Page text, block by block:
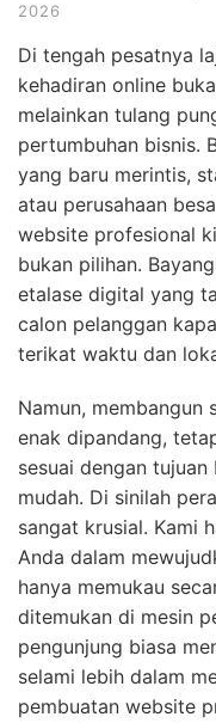
2026
Di tengah pesatnya
kehadiran online
melainkan tulang
pertumbuhan bisnis.
yang baru merintis,
atau perusahaan
website profesional
bukan pilihan.
etalase digital yang
calon pelanggan
terikat waktu dan
Namun, membangun
enak dipandang,
sesuai dengan
mudah. Di sinilah
sangat krusial. Kami
Anda dalam
hanya memukau
ditemukan di mesin
pengunjung biasa
selami lebih dalam
pembuatan website